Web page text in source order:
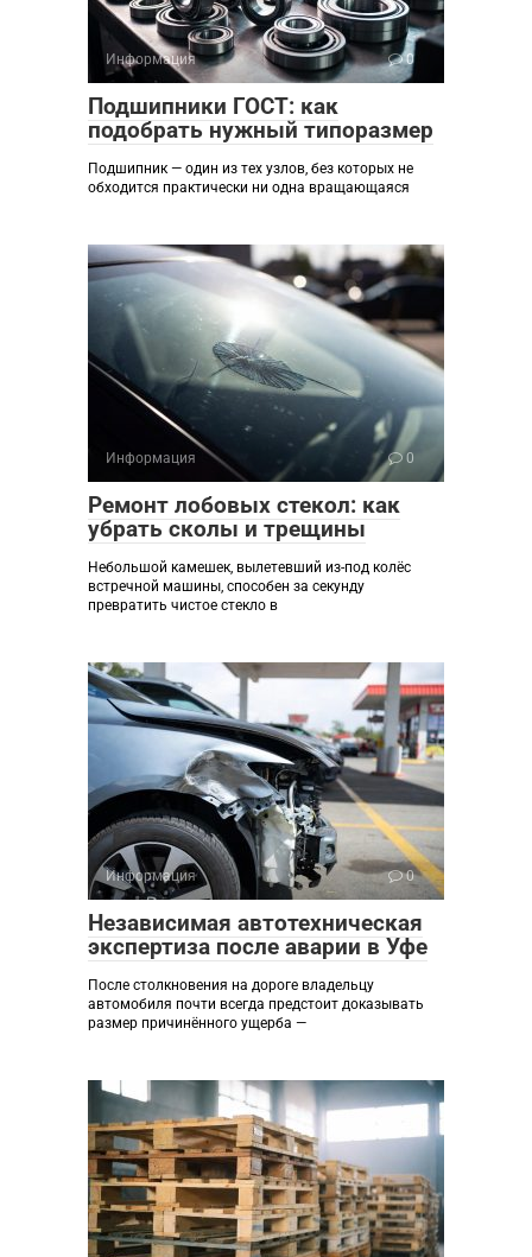
Информация 0
Подшипники ГОСТ: как
подобрать нужный типоразмер
Подшипник — один из тех узлов, без которых не
обходится практически ни одна вращающаяся
Информация 0
Ремонт лобовых стекол: как
убрать сколы и трещины
Небольшой камешек, вылетевший из-под колёс
встречной машины, способен за секунду
превратить чистое стекло в
Информация 0
Независимая автотехническая
экспертиза после аварии в Уфе
После столкновения на дороге владельцу
автомобиля почти всегда предстоит доказывать
размер причинённого ущерба —